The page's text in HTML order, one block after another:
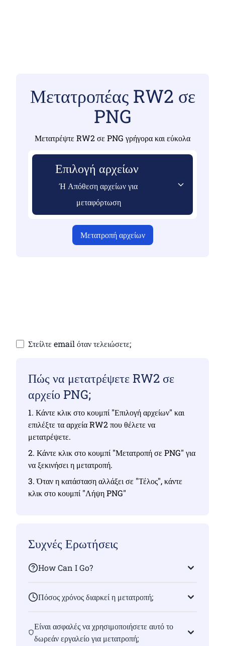
Μετατροπέας RW2 σε
PNG
Μετατρέψτε RW2 σε PNG γρήγορα και εύκολα
Επιλογή αρχείων
Ή Απόθεση αρχείων για
μεταφόρτωση
Μετατροπή αρχείων
Στείλτε email όταν τελειώσετε;
Πώς να μετατρέψετε RW2 σε
αρχείο PNG;
1. Κάντε κλικ στο κουμπί "Επιλογή αρχείων" και
επιλέξτε τα αρχεία RW2 που θέλετε να
μετατρέψετε.
2. Κάντε κλικ στο κουμπί "Μετατροπή σε PNG" για
να ξεκινήσει η μετατροπή.
3. Όταν η κατάσταση αλλάξει σε "Τέλος", κάντε
κλικ στο κουμπί "Λήψη PNG"
Συχνές Ερωτήσεις
How Can I Go?
Πόσος χρόνος διαρκεί η μετατροπή;
Είναι ασφαλές να χρησιμοποιήσετε αυτό το
δωρεάν εργαλείο για μετατροπή;